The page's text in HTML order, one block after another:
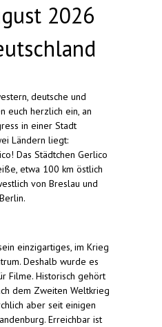
2026
deutsche und
euch herzlich ein, an
in einer Stadt
Ländern liegt:
Das Städtchen Gerlico
etwa 100 km östlich
von Breslau und
einzigartiges, im Krieg
Deshalb wurde es
Filme. Historisch gehört
dem Zweiten Weltkrieg
aber seit einigen
Erreichbar ist